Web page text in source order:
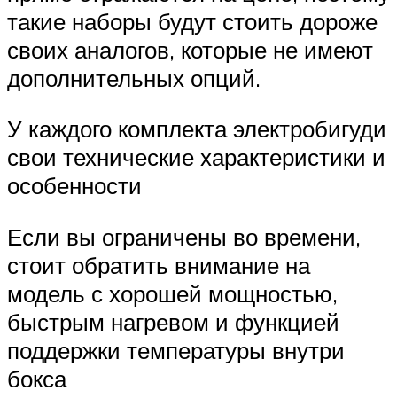
такие наборы будут стоить дороже
своих аналогов, которые не имеют
дополнительных опций.
У каждого комплекта электробигуди
свои технические характеристики и
особенности
Если вы ограничены во времени,
стоит обратить внимание на
модель с хорошей мощностью,
быстрым нагревом и функцией
поддержки температуры внутри
бокса